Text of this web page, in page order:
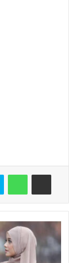
Skype WhatsAppE-Posta ile